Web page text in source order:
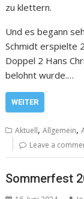
zu klettern.
Und es begann
Schmidt erspielte
Doppel 2 Hans
belohnt wurde.…
WEITER
Aktuell,Allgemein,
Leave a
Sommerfest